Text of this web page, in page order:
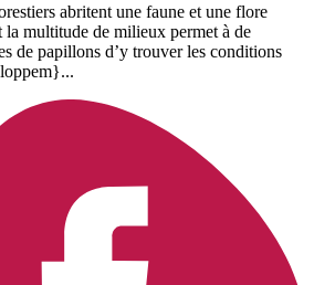
abritent une faune et une flore
la multitude de milieux permet à de
de papillons d’y trouver les conditions